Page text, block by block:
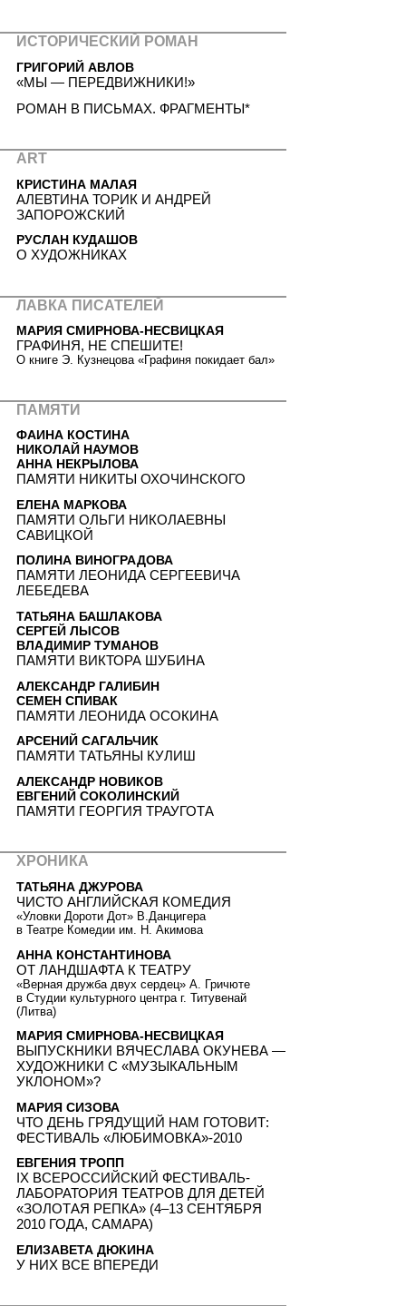
ИСТОРИЧЕСКИЙ РОМАН
ГРИГОРИЙ АВЛОВ
«МЫ — ПЕРЕДВИЖНИКИ!»
РОМАН В ПИСЬМАХ. ФРАГМЕНТЫ*
ART
КРИСТИНА МАЛАЯ
АЛЕВТИНА ТОРИК И АНДРЕЙ
ЗАПОРОЖСКИЙ
РУСЛАН КУДАШОВ
О ХУДОЖНИКАХ
ЛАВКА ПИСАТЕЛЕЙ
МАРИЯ СМИРНОВА-НЕСВИЦКАЯ
ГРАФИНЯ, НЕ СПЕШИТЕ!
О книге Э. Кузнецова «Графиня покидает бал»
ПАМЯТИ
ФАИНА КОСТИНА
НИКОЛАЙ НАУМОВ
АННА НЕКРЫЛОВА
ПАМЯТИ НИКИТЫ ОХОЧИНСКОГО
ЕЛЕНА МАРКОВА
ПАМЯТИ ОЛЬГИ НИКОЛАЕВНЫ
САВИЦКОЙ
ПОЛИНА ВИНОГРАДОВА
ПАМЯТИ ЛЕОНИДА СЕРГЕЕВИЧА
ЛЕБЕДЕВА
ТАТЬЯНА БАШЛАКОВА
СЕРГЕЙ ЛЫСОВ
ВЛАДИМИР ТУМАНОВ
ПАМЯТИ ВИКТОРА ШУБИНА
АЛЕКСАНДР ГАЛИБИН
СЕМЕН СПИВАК
ПАМЯТИ ЛЕОНИДА ОСОКИНА
АРСЕНИЙ САГАЛЬЧИК
ПАМЯТИ ТАТЬЯНЫ КУЛИШ
АЛЕКСАНДР НОВИКОВ
ЕВГЕНИЙ СОКОЛИНСКИЙ
ПАМЯТИ ГЕОРГИЯ ТРАУГОТА
ХРОНИКА
ТАТЬЯНА ДЖУРОВА
ЧИСТО АНГЛИЙСКАЯ КОМЕДИЯ
«Уловки Дороти Дот» В.Данцигера
в Театре Комедии им. Н. Акимова
АННА КОНСТАНТИНОВА
ОТ ЛАНДШАФТА К ТЕАТРУ
«Верная дружба двух сердец» А. Гричюте
в Студии культурного центра г. Титувенай
(Литва)
МАРИЯ СМИРНОВА-НЕСВИЦКАЯ
ВЫПУСКНИКИ ВЯЧЕСЛАВА ОКУНЕВА —
ХУДОЖНИКИ С «МУЗЫКАЛЬНЫМ
УКЛОНОМ»?
МАРИЯ СИЗОВА
ЧТО ДЕНЬ ГРЯДУЩИЙ НАМ ГОТОВИТ:
ФЕСТИВАЛЬ «ЛЮБИМОВКА»-2010
ЕВГЕНИЯ ТРОПП
IX ВСЕРОССИЙСКИЙ ФЕСТИВАЛЬ-
ЛАБОРАТОРИЯ ТЕАТРОВ ДЛЯ ДЕТЕЙ
«ЗОЛОТАЯ РЕПКА» (4–13 СЕНТЯБРЯ
2010 ГОДА, САМАРА)
ЕЛИЗАВЕТА ДЮКИНА
У НИХ ВСЕ ВПЕРЕДИ